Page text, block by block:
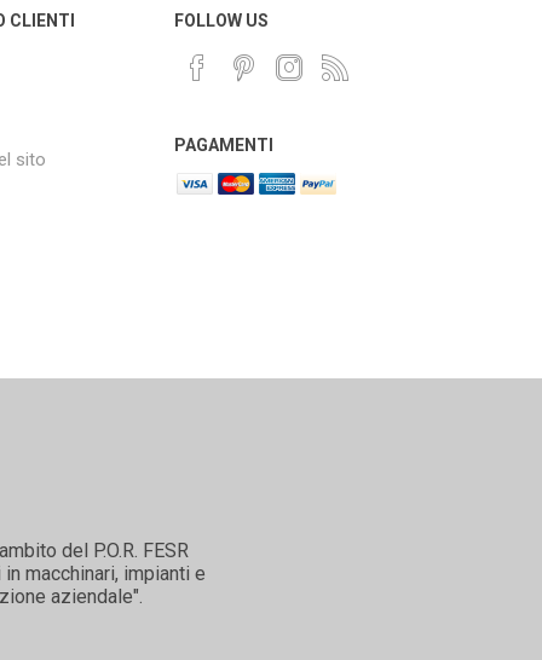
CLIENTI
sito
FOLLOW US
PAGAMENTI
del P.O.R. FESR
macchinari, impianti e
aziendale".